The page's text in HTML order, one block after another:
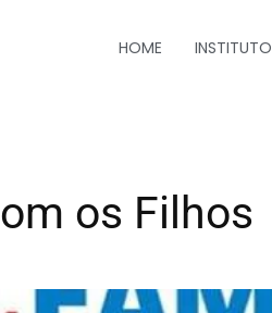
HOME INSTITUTO
os Filhos